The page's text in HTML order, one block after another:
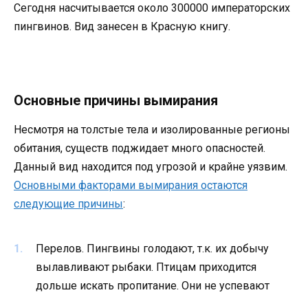
Сегодня насчитывается около 300000 императорских
пингвинов. Вид занесен в Красную книгу.
Основные причины вымирания
Несмотря на толстые тела и изолированные регионы
обитания, существ поджидает много опасностей.
Данный вид находится под угрозой и крайне уязвим.
Основными факторами вымирания остаются
следующие причины:
Перелов. Пингвины голодают, т.к. их добычу
вылавливают рыбаки. Птицам приходится
дольше искать пропитание. Они не успевают